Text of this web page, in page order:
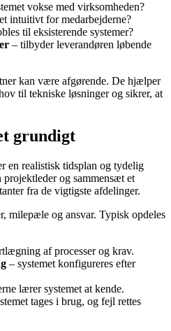
vokse med virksomheden?
intuitivt for medarbejderne?
til eksisterende systemer?
– tilbyder leverandøren løbende
kan være afgørende. De hjælper
til tekniske løsninger og sikrer, at
grundigt
en realistisk tidsplan og tydelig
og sammensæt et
fra de vigtigste afdelinger.
milepæle og ansvar. Typisk opdeles
af processer og krav.
– systemet konfigureres efter
lærer systemet at kende.
tages i brug, og fejl rettes